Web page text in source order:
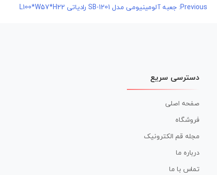
راهبری
Previous: جعبه آلومینیومی مدل SB-1201 رادیاتی L100*W57*H22
دسترسی سریع
صفحه اصلی
فروشگاه
مجله قم الکترونیک
درباره ما
تماس با ما